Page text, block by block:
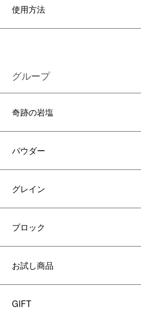
使用方法
グループ
奇跡の岩塩
パウダー
グレイン
ブロック
お試し商品
GIFT